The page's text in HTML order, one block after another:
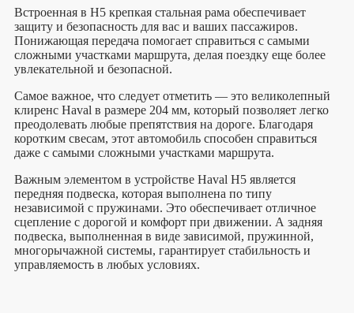
Встроенная в H5 крепкая стальная рама обеспечивает
защиту и безопасность для вас и ваших пассажиров.
Понижающая передача помогает справиться с самыми
сложными участками маршрута, делая поездку еще более
увлекательной и безопасной.
Самое важное, что следует отметить — это великолепный
клиренс Haval в размере 204 мм, который позволяет легко
преодолевать любые препятствия на дороге. Благодаря
коротким свесам, этот автомобиль способен справиться
даже с самыми сложными участками маршрута.
Важным элементом в устройстве Haval H5 является
передняя подвеска, которая выполнена по типу
независимой с пружинами. Это обеспечивает отличное
сцепление с дорогой и комфорт при движении. А задняя
подвеска, выполненная в виде зависимой, пружинной,
многорычажной системы, гарантирует стабильность и
управляемость в любых условиях.